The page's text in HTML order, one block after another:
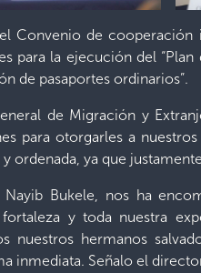
Convenio de
para la ejecución del
de pasaportes ordinarios”.
de Migración y
para otorgarles a
ordenada, ya que
Nayib Bukele, nos ha
y toda nuestra
nuestros hermanos
inmediata. Señalo el